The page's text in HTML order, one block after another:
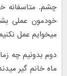
چشم. متاسفانه
خودمون عملی
میخوایم عمل
دوم بدونیم چه
ماه خانم گیر